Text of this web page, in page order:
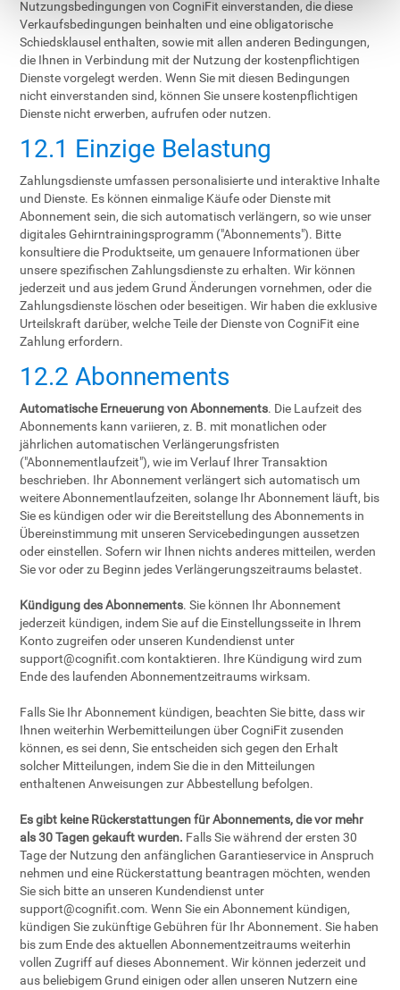
Nutzungsbedingungen von CogniFit einverstanden, die diese
Verkaufsbedingungen beinhalten und eine obligatorische
Schiedsklausel enthalten, sowie mit allen anderen Bedingungen,
die Ihnen in Verbindung mit der Nutzung der kostenpflichtigen
Dienste vorgelegt werden. Wenn Sie mit diesen Bedingungen
nicht einverstanden sind, können Sie unsere kostenpflichtigen
Dienste nicht erwerben, aufrufen oder nutzen.
12.1 Einzige Belastung
Zahlungsdienste umfassen personalisierte und interaktive Inhalte
und Dienste. Es können einmalige Käufe oder Dienste mit
Abonnement sein, die sich automatisch verlängern, so wie unser
digitales Gehirntrainingsprogramm ("Abonnements"). Bitte
konsultiere die Produktseite, um genauere Informationen über
unsere spezifischen Zahlungsdienste zu erhalten. Wir können
jederzeit und aus jedem Grund Änderungen vornehmen, oder die
Zahlungsdienste löschen oder beseitigen. Wir haben die exklusive
Urteilskraft darüber, welche Teile der Dienste von CogniFit eine
Zahlung erfordern.
12.2 Abonnements
Automatische Erneuerung von Abonnements. Die Laufzeit des
Abonnements kann variieren, z. B. mit monatlichen oder
jährlichen automatischen Verlängerungsfristen
("Abonnementlaufzeit"), wie im Verlauf Ihrer Transaktion
beschrieben. Ihr Abonnement verlängert sich automatisch um
weitere Abonnementlaufzeiten, solange Ihr Abonnement läuft, bis
Sie es kündigen oder wir die Bereitstellung des Abonnements in
Übereinstimmung mit unseren Servicebedingungen aussetzen
oder einstellen. Sofern wir Ihnen nichts anderes mitteilen, werden
Sie vor oder zu Beginn jedes Verlängerungszeitraums belastet.
Kündigung des Abonnements. Sie können Ihr Abonnement
jederzeit kündigen, indem Sie auf die Einstellungsseite in Ihrem
Konto zugreifen oder unseren Kundendienst unter
support@cognifit.com kontaktieren. Ihre Kündigung wird zum
Ende des laufenden Abonnementzeitraums wirksam.
Falls Sie Ihr Abonnement kündigen, beachten Sie bitte, dass wir
Ihnen weiterhin Werbemitteilungen über CogniFit zusenden
können, es sei denn, Sie entscheiden sich gegen den Erhalt
solcher Mitteilungen, indem Sie die in den Mitteilungen
enthaltenen Anweisungen zur Abbestellung befolgen.
Es gibt keine Rückerstattungen für Abonnements, die vor mehr
als 30 Tagen gekauft wurden. Falls Sie während der ersten 30
Tage der Nutzung den anfänglichen Garantieservice in Anspruch
nehmen und eine Rückerstattung beantragen möchten, wenden
Sie sich bitte an unseren Kundendienst unter
support@cognifit.com. Wenn Sie ein Abonnement kündigen,
kündigen Sie zukünftige Gebühren für Ihr Abonnement. Sie haben
bis zum Ende des aktuellen Abonnementzeitraums weiterhin
vollen Zugriff auf dieses Abonnement. Wir können jederzeit und
aus beliebigem Grund einigen oder allen unseren Nutzern eine